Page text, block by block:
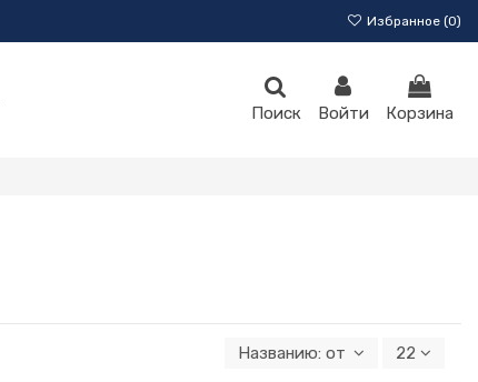
Избранное (0)
Поиск Войти Корзина
Названию: от А к Я 22